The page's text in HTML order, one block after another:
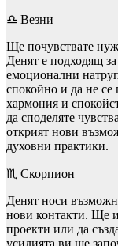
♎ Везни
Ще почувствате
Денят е подходящ
емоционални
спокойно и да не
хармония и
да споделяте
открият нови
духовни практики.
♏ Скорпион
Денят носи
нови контакти. Ще
проекти или да